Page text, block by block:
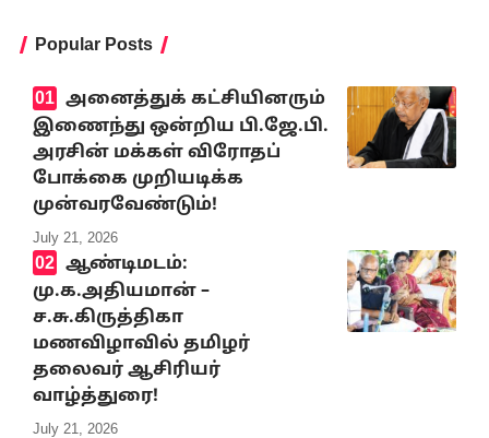
Popular Posts
அனைத்துக் கட்சியினரும்
இணைந்து ஒன்றிய பி.ஜே.பி.
அரசின் மக்கள் விரோதப்
போக்கை முறியடிக்க
முன்வரவேண்டும்!
July 21, 2026
ஆண்டிமடம்:
மு.க.அதியமான் –
ச.சு.கிருத்திகா
மணவிழாவில் தமிழர்
தலைவர் ஆசிரியர்
வாழ்த்துரை!
July 21, 2026